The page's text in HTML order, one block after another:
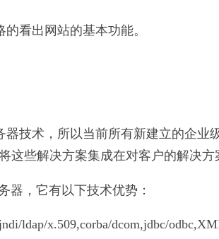
看出网站的基本功能。
技术，所以当前所有新建立的企业
这些解决方案集成在对客户的解决方
，它有以下技术优势：
ldap/x.509,corba/dcom,jdbc/